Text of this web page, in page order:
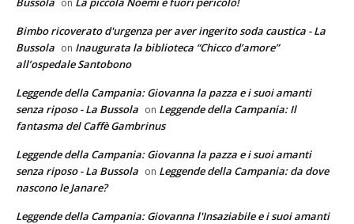
Bimbo ricoverato d'urgenza per aver ingerito soda caustica - La
Bussola on Inaugurata la biblioteca “Chicco d’amore”
all’ospedale Santobono
Leggende della Campania: Giovanna la pazza e i suoi amanti
senza riposo - La Bussola on Leggende della Campania: Il
fantasma del Caffè Gambrinus
Leggende della Campania: Giovanna la pazza e i suoi amanti
senza riposo - La Bussola on Leggende della Campania: da dove
nascono le Janare?
Leggende della Campania: Giovanna l'Insaziabile e i suoi amanti